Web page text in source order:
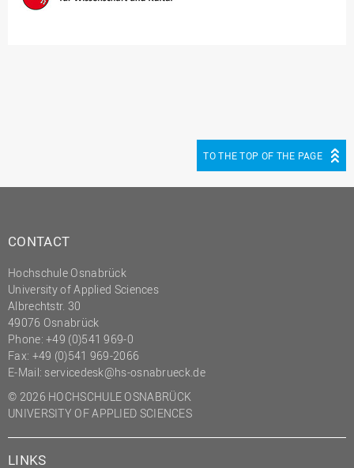
TO THE TOP OF THE PAGE
CONTACT
Hochschule Osnabrück
University of Applied Sciences
Albrechtstr. 30
49076 Osnabrück
Phone: +49 (0)541 969-0
Fax: +49 (0)541 969-2066
E-Mail: servicedesk@hs-osnabrueck.de
© 2026 HOCHSCHULE OSNABRÜCK
UNIVERSITY OF APPLIED SCIENCES
LINKS